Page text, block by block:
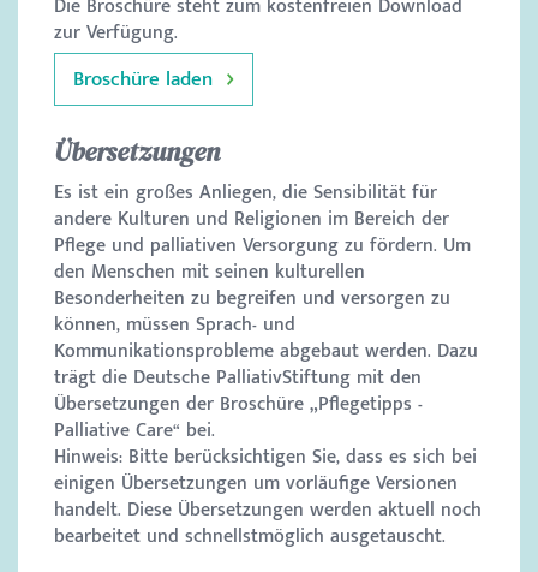
Die Broschüre steht zum kostenfreien Download
zur Verfügung.
Broschüre laden
Übersetzungen
Es ist ein großes Anliegen, die Sensibilität für
andere Kulturen und Religionen im Bereich der
Pflege und palliativen Versorgung zu fördern. Um
den Menschen mit seinen kulturellen
Besonderheiten zu begreifen und versorgen zu
können, müssen Sprach- und
Kommunikationsprobleme abgebaut werden. Dazu
trägt die Deutsche PalliativStiftung mit den
Übersetzungen der Broschüre „Pflegetipps -
Palliative Care“ bei.
Hinweis: Bitte berücksichtigen Sie, dass es sich bei
einigen Übersetzungen um vorläufige Versionen
handelt. Diese Übersetzungen werden aktuell noch
bearbeitet und schnellstmöglich ausgetauscht.